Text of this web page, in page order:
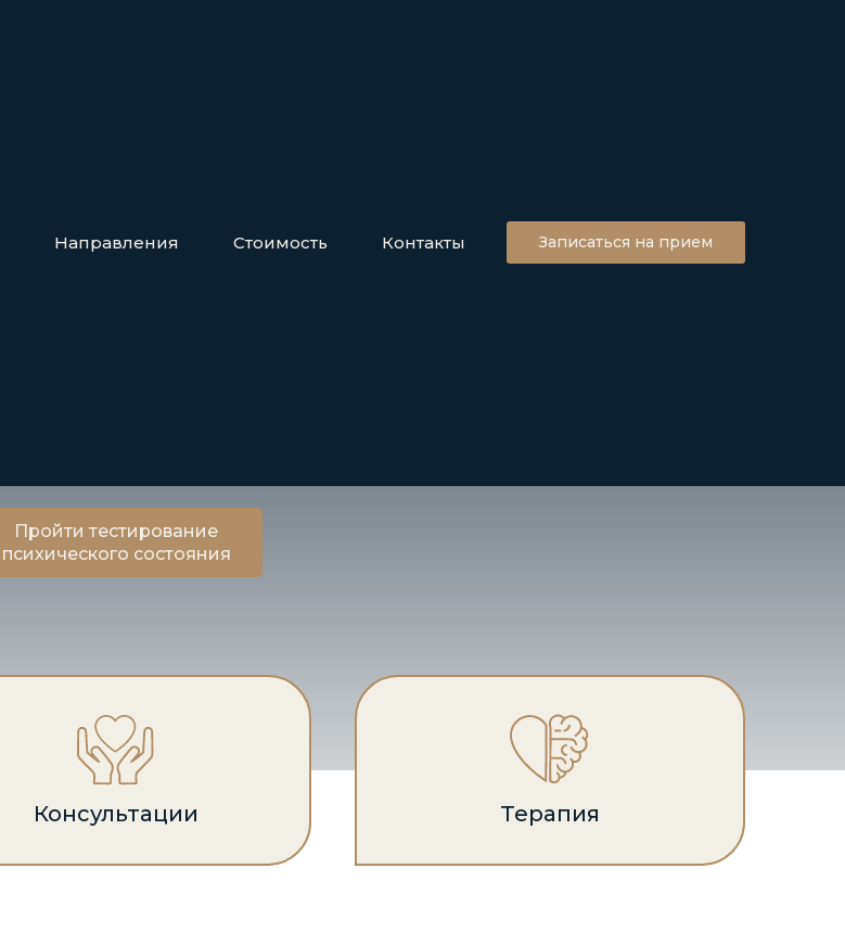
Направления Стоимость Контакты Записаться на прием
Пройти тестирование
психического состояния
Консультации Терапия